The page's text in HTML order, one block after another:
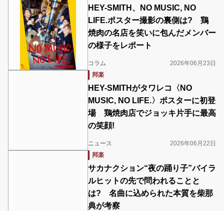
HEY-SMITH、NO MUSIC, NO
LIFE.ポスター撮影の裏側は? 鶏
焼肉の名店を笑いに包んだメンバー
の様子をレポート
コラム
2026年06月23日
邦楽
HEY-SMITHがタワレコ〈NO
MUSIC, NO LIFE.〉ポスターに初登
場 鶏焼肉店でジョッキ片手に最高
の笑顔!
ニュース
2026年06月22日
邦楽
サカナクション“夜の踊り子”バイラ
ルヒットの先で問われることと
は? 名曲に込められた本質を柴那
典が考察